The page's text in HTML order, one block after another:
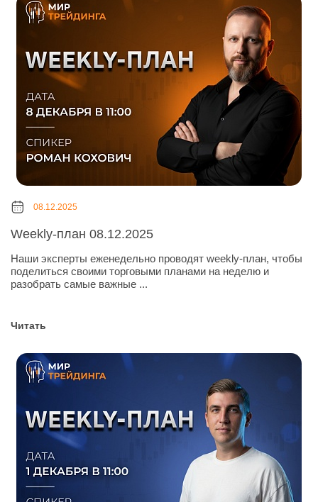
08.12.2025
Weekly-план 08.12.2025
Наши эксперты еженедельно проводят weekly-план, чтобы
поделиться своими торговыми планами на неделю и
разобрать самые важные ...
Читать